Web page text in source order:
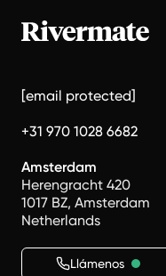
[email protected]
+31 970 1028 6682
Amsterdam
Herengracht 420
1017 BZ, Amsterdam
Netherlands
Llámenos